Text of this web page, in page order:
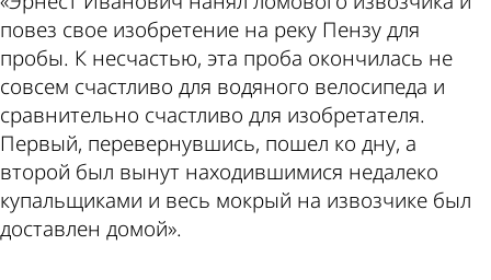
повез свое изобретение на реку Пензу для
пробы. К несчастью, эта проба окончилась не
совсем счастливо для водяного велосипеда и
сравнительно счастливо для изобретателя.
Первый, перевернувшись, пошел ко дну, а
второй был вынут находившимися недалеко
купальщиками и весь мокрый на извозчике был
доставлен домой».